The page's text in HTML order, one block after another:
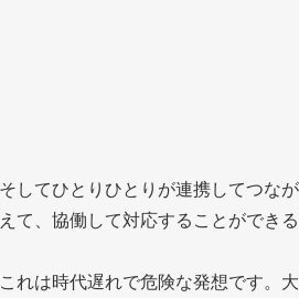
てひとりひとりが連携してつな
、協働して対応することができ
は時代遅れで危険な発想です。